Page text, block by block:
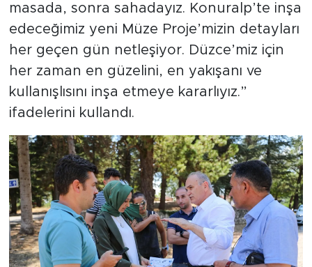
masada, sonra sahadayız. Konuralp’te inşa
edeceğimiz yeni Müze Proje’mizin detayları
her geçen gün netleşiyor. Düzce’miz için
her zaman en güzelini, en yakışanı ve
kullanışlısını inşa etmeye kararlıyız.”
ifadelerini kullandı.